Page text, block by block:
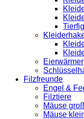
Eierwärmer
Filzfreunde
Engel &
Filztiere
Mäuse groß
Mäuse